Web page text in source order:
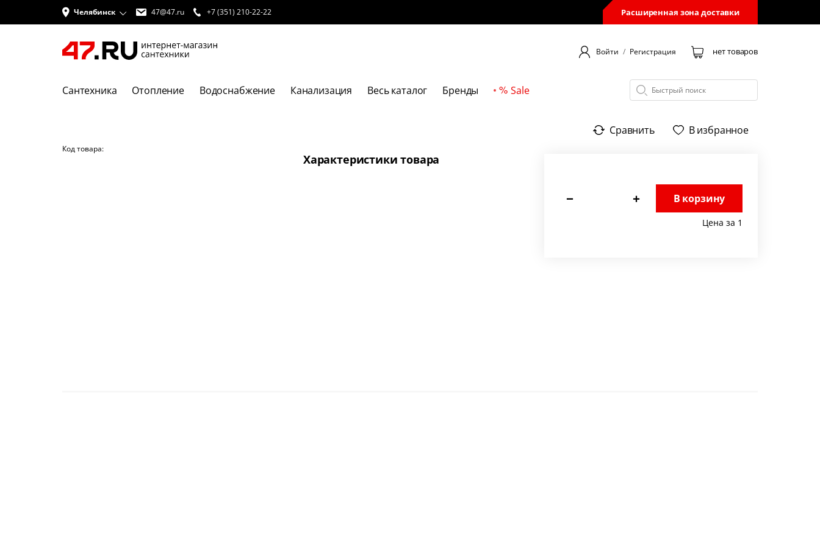
Челябинск 47@47.ru +7 (351) 210-22-22 Расширенная зона доставки
Войти / Регистрация нет товаров
Сантехника Отопление Водоснабжение Канализация Весь каталог Бренды Sale
Сравнить В избранное
Код товара:
Характеристики товара
− + В корзину
Цена за 1